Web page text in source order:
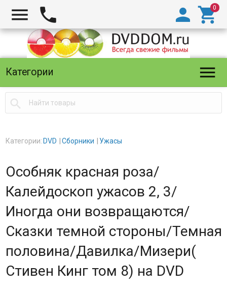
  

Категории 

Категории: DVD Сборники Ужасы
Особняк красная роза/
Калейдоскоп ужасов 2, 3/
Иногда они возвращаются/
Сказки темной стороны/Темная
половина/Давилка/Мизери(
Стивен Кинг том 8) на DVD